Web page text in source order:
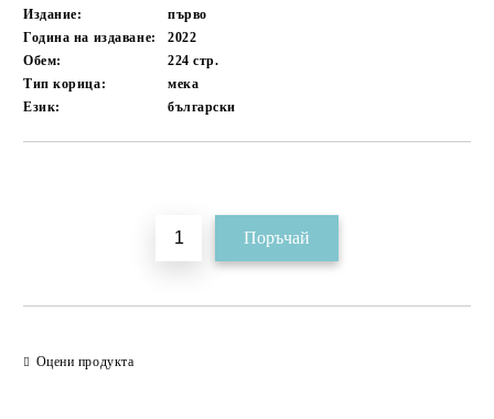
Издание:
първо
Година на издаване:
2022
Обем:
224стр.
Тип корица:
мека
Език:
български
Оцени продукта